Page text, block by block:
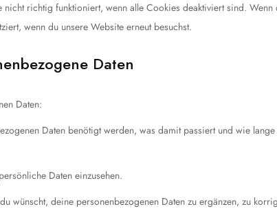
richtig funktioniert, wenn alle Cookies deaktiviert sind. Wenn
wenn du unsere Website erneut besuchst.
Daten
Daten:
Daten benötigt werden, was damit passiert und wie
Daten einzusehen.
wünscht, deine personenbezogenen Daten zu ergänzen, zu